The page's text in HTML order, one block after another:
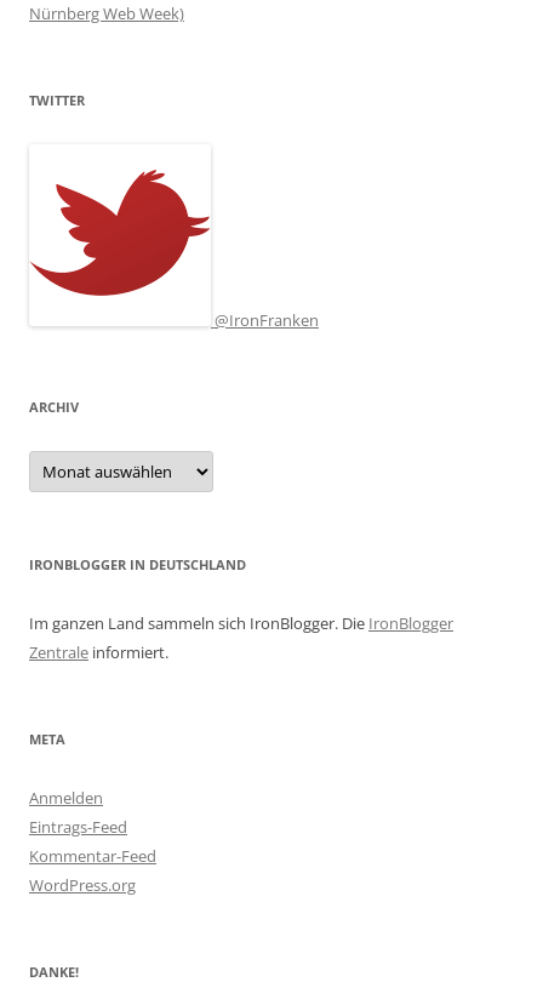
Nürnberg Web Week)
TWITTER
@IronFranken
ARCHIV
Archiv
IRONBLOGGER IN DEUTSCHLAND
Im ganzen Land sammeln sich IronBlogger. Die IronBlogger
Zentrale informiert.
META
Anmelden
Eintrags-Feed
Kommentar-Feed
WordPress.org
DANKE!